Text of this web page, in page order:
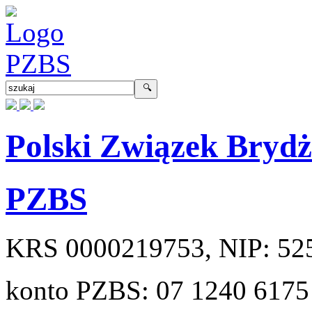
Polski Związek
PZBS
KRS 0000219753, NIP:
konto PZBS: 07 1240